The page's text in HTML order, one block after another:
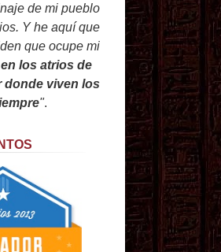
de mi pueblo
Y he aquí que
que ocupe mi
en los atrios de
donde viven los
".